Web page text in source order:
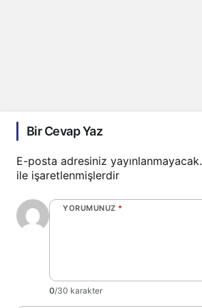
Bir Cevap Yaz
E-posta adresiniz yayınlanmayacak.
ile işaretlenmişlerdir
YORUMUNUZ *
0/30 karakter